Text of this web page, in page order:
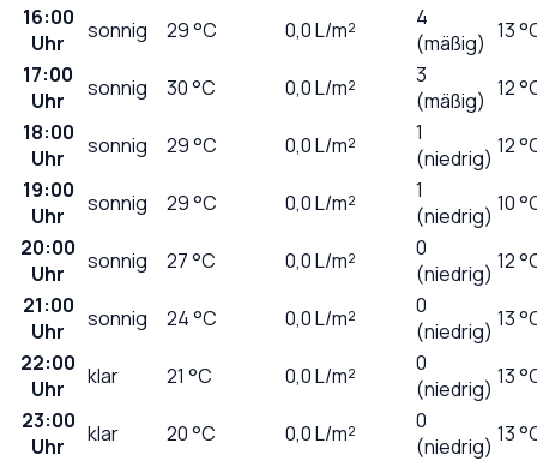
16:00
Uhr
sonnig 29°C 0,0L/m²
4
(mäßig) 13
17:00
Uhr
sonnig 30°C 0,0L/m²
3
(mäßig) 12
18:00
Uhr
sonnig 29°C 0,0L/m²
1
(niedrig) 12
19:00
Uhr
sonnig 29°C 0,0L/m²
1
(niedrig) 10
20:00
Uhr
sonnig 27°C 0,0L/m²
0
(niedrig) 12
21:00
Uhr
sonnig 24°C 0,0L/m²
0
(niedrig) 13
22:00
Uhr
klar 21 °C 0,0L/m²
0
(niedrig) 13
23:00
Uhr
klar 20°C 0,0L/m²
0
(niedrig) 13